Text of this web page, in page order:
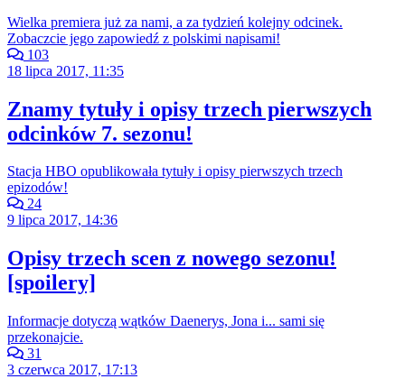
Wielka premiera już za nami, a za tydzień kolejny odcinek.
Zobaczcie jego zapowiedź z polskimi napisami!
103
18 lipca 2017, 11:35
Znamy tytuły i opisy trzech pierwszych
odcinków 7. sezonu!
Stacja HBO opublikowała tytuły i opisy pierwszych trzech
epizodów!
24
9 lipca 2017, 14:36
Opisy trzech scen z nowego sezonu!
[spoilery]
Informacje dotyczą wątków Daenerys, Jona i... sami się
przekonajcie.
31
3 czerwca 2017, 17:13